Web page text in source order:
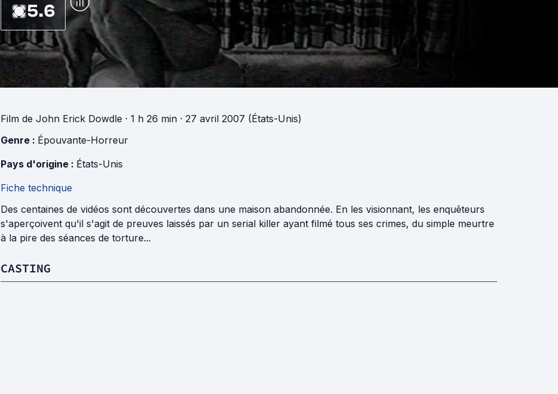
5.6
Film de John Erick Dowdle · 1 h 26 min · 27 avril 2007 (États-Unis)
Genre : Épouvante-Horreur
Pays d'origine : États-Unis
Fiche technique
Des centaines de vidéos sont découvertes dans une maison abandonnée. En les visionnant, les enquêteurs
s'aperçoivent qu'il s'agit de preuves laissés par un serial killer ayant filmé tous ses crimes, du simple meurtre
à la pire des séances de torture...
CASTING